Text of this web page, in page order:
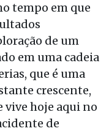
tempo em que
de um
em uma cadeia
que é uma
crescente,
vive hoje aqui no
de